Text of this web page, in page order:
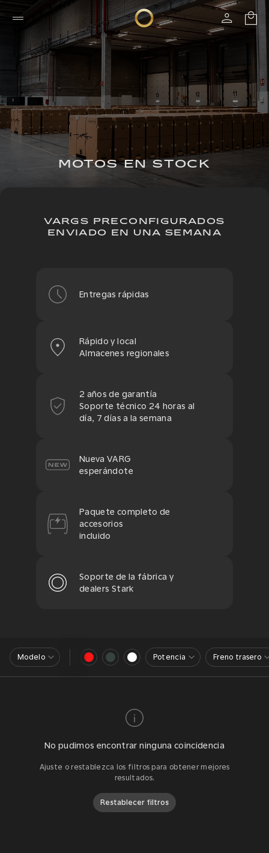
MOTOS EN STOCK
VARGS PRECONFIGURADOS
ENVIADO EN UNA SEMANA
Entregas rápidas
Rápido y local
Almacenes regionales
2 años de garantía
Soporte técnico 24 horas al
día, 7 días a la semana
Nueva VARG
esperándote
Paquete completo de
accesorios
incluido
Soporte de la fábrica y
dealers Stark
Modelo Potencia Freno trasero
No pudimos encontrar ninguna coincidencia
Ajuste o restablezca los filtros para obtener mejores
resultados.
Restablecer filtros